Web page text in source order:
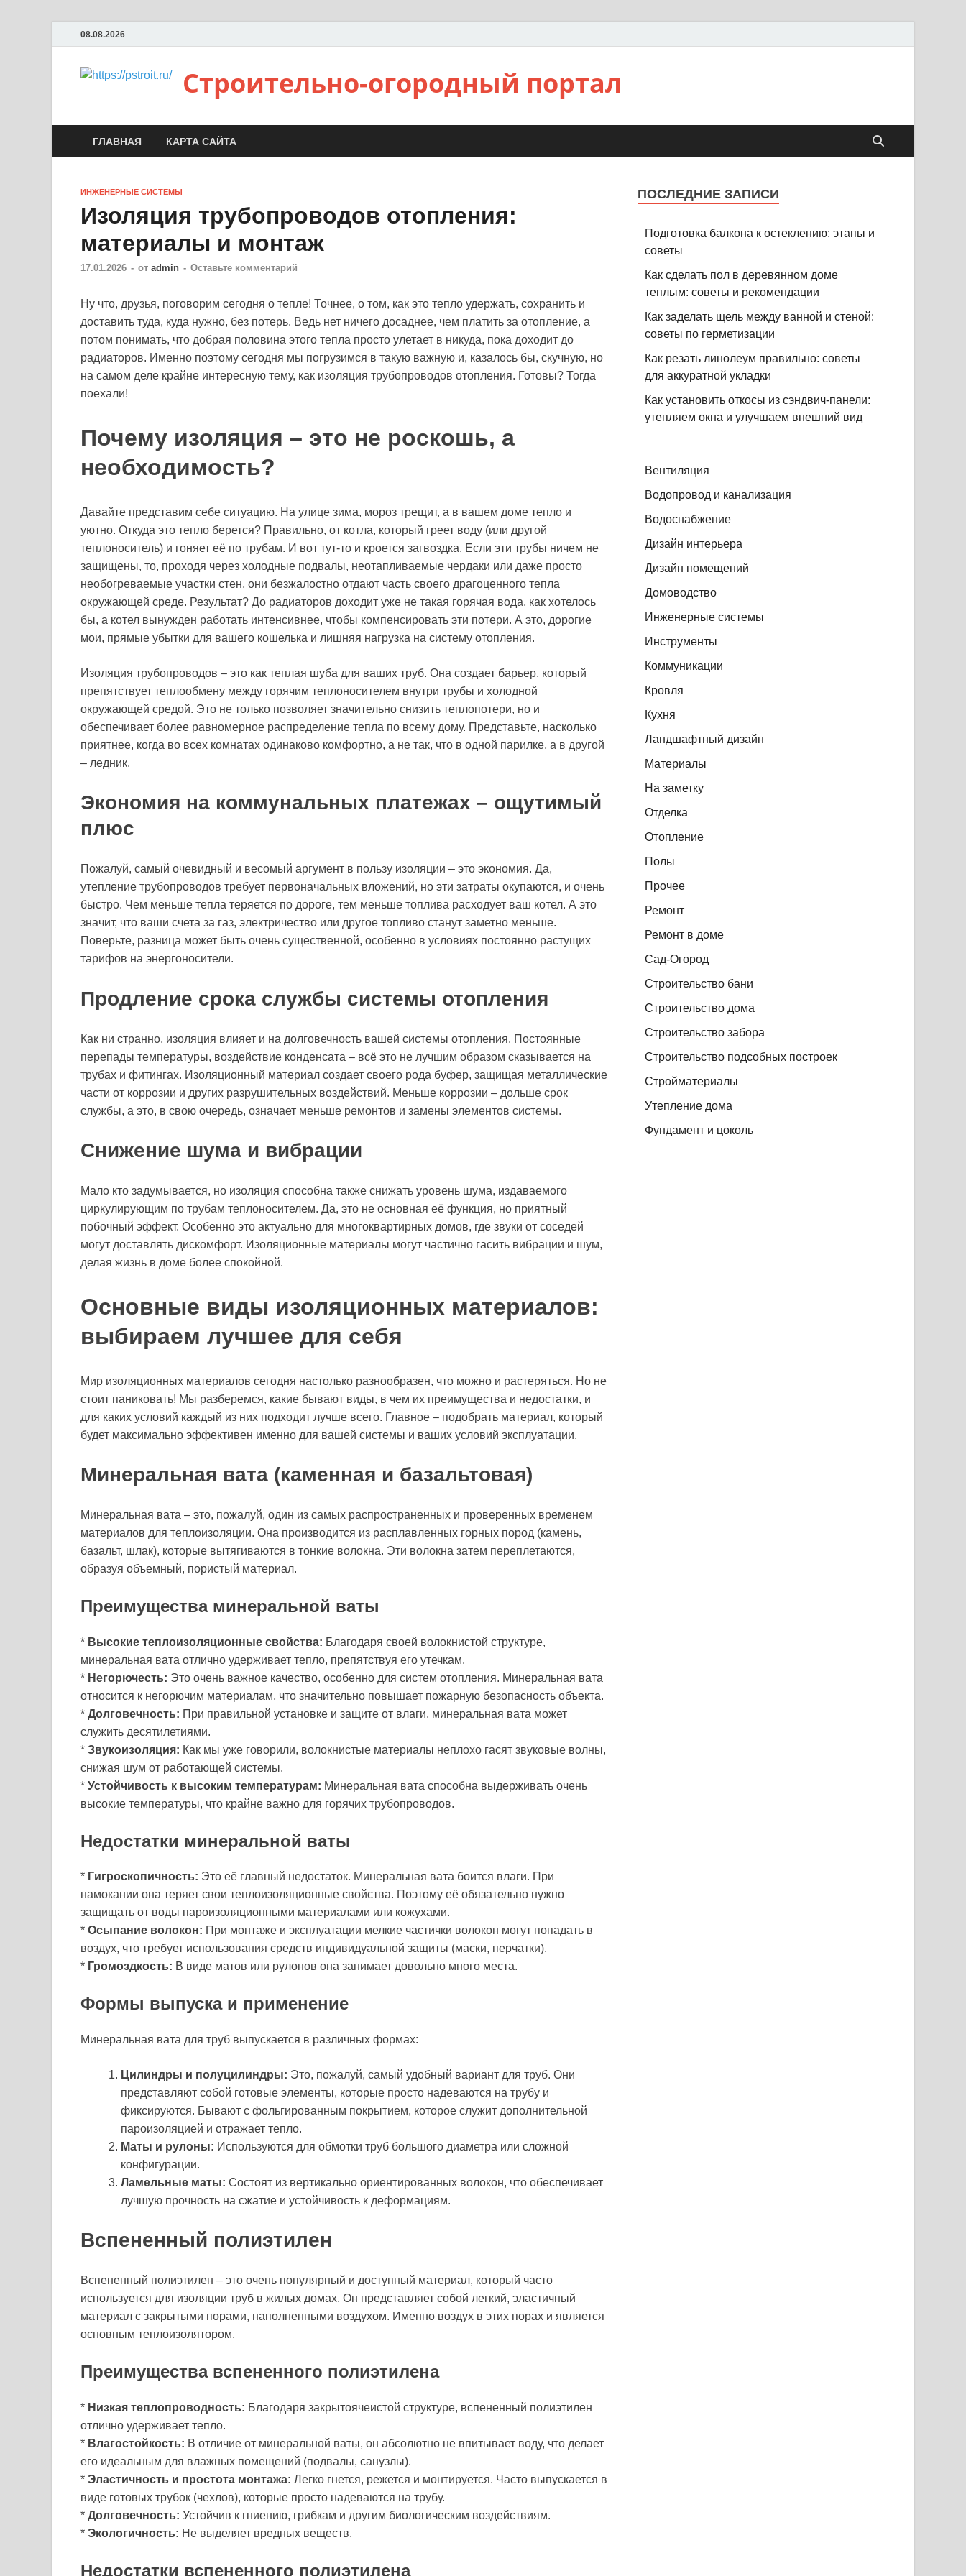
08.08.2026
Строительно-огородный портал
ГЛАВНАЯ КАРТА САЙТА
ИНЖЕНЕРНЫЕ СИСТЕМЫ
Изоляция трубопроводов отопления:
материалы и монтаж
17.01.2026 - от admin - Оставьте комментарий
Ну что, друзья, поговорим сегодня о тепле! Точнее, о том, как это тепло удержать, сохранить и
доставить туда, куда нужно, без потерь. Ведь нет ничего досаднее, чем платить за отопление, а
потом понимать, что добрая половина этого тепла просто улетает в никуда, пока доходит до
радиаторов. Именно поэтому сегодня мы погрузимся в такую важную и, казалось бы, скучную, но
на самом деле крайне интересную тему, как изоляция трубопроводов отопления. Готовы? Тогда
поехали!
Почему изоляция – это не роскошь, а
необходимость?
Давайте представим себе ситуацию. На улице зима, мороз трещит, а в вашем доме тепло и
уютно. Откуда это тепло берется? Правильно, от котла, который греет воду (или другой
теплоноситель) и гоняет её по трубам. И вот тут-то и кроется загвоздка. Если эти трубы ничем не
защищены, то, проходя через холодные подвалы, неотапливаемые чердаки или даже просто
необогреваемые участки стен, они безжалостно отдают часть своего драгоценного тепла
окружающей среде. Результат? До радиаторов доходит уже не такая горячая вода, как хотелось
бы, а котел вынужден работать интенсивнее, чтобы компенсировать эти потери. А это, дорогие
мои, прямые убытки для вашего кошелька и лишняя нагрузка на систему отопления.
Изоляция трубопроводов – это как теплая шуба для ваших труб. Она создает барьер, который
препятствует теплообмену между горячим теплоносителем внутри трубы и холодной
окружающей средой. Это не только позволяет значительно снизить теплопотери, но и
обеспечивает более равномерное распределение тепла по всему дому. Представьте, насколько
приятнее, когда во всех комнатах одинаково комфортно, а не так, что в одной парилке, а в другой
– ледник.
Экономия на коммунальных платежах – ощутимый
плюс
Пожалуй, самый очевидный и весомый аргумент в пользу изоляции – это экономия. Да,
утепление трубопроводов требует первоначальных вложений, но эти затраты окупаются, и очень
быстро. Чем меньше тепла теряется по дороге, тем меньше топлива расходует ваш котел. А это
значит, что ваши счета за газ, электричество или другое топливо станут заметно меньше.
Поверьте, разница может быть очень существенной, особенно в условиях постоянно растущих
тарифов на энергоносители.
Продление срока службы системы отопления
Как ни странно, изоляция влияет и на долговечность вашей системы отопления. Постоянные
перепады температуры, воздействие конденсата – всё это не лучшим образом сказывается на
трубах и фитингах. Изоляционный материал создает своего рода буфер, защищая металлические
части от коррозии и других разрушительных воздействий. Меньше коррозии – дольше срок
службы, а это, в свою очередь, означает меньше ремонтов и замены элементов системы.
Снижение шума и вибрации
Мало кто задумывается, но изоляция способна также снижать уровень шума, издаваемого
циркулирующим по трубам теплоносителем. Да, это не основная её функция, но приятный
побочный эффект. Особенно это актуально для многоквартирных домов, где звуки от соседей
могут доставлять дискомфорт. Изоляционные материалы могут частично гасить вибрации и шум,
делая жизнь в доме более спокойной.
Основные виды изоляционных материалов:
выбираем лучшее для себя
Мир изоляционных материалов сегодня настолько разнообразен, что можно и растеряться. Но не
стоит паниковать! Мы разберемся, какие бывают виды, в чем их преимущества и недостатки, и
для каких условий каждый из них подходит лучше всего. Главное – подобрать материал, который
будет максимально эффективен именно для вашей системы и ваших условий эксплуатации.
Минеральная вата (каменная и базальтовая)
Минеральная вата – это, пожалуй, один из самых распространенных и проверенных временем
материалов для теплоизоляции. Она производится из расплавленных горных пород (камень,
базальт, шлак), которые вытягиваются в тонкие волокна. Эти волокна затем переплетаются,
образуя объемный, пористый материал.
Преимущества минеральной ваты
* Высокие теплоизоляционные свойства: Благодаря своей волокнистой структуре,
минеральная вата отлично удерживает тепло, препятствуя его утечкам.
* Негорючесть: Это очень важное качество, особенно для систем отопления. Минеральная вата
относится к негорючим материалам, что значительно повышает пожарную безопасность объекта.
* Долговечность: При правильной установке и защите от влаги, минеральная вата может
служить десятилетиями.
* Звукоизоляция: Как мы уже говорили, волокнистые материалы неплохо гасят звуковые волны,
снижая шум от работающей системы.
* Устойчивость к высоким температурам: Минеральная вата способна выдерживать очень
высокие температуры, что крайне важно для горячих трубопроводов.
Недостатки минеральной ваты
* Гигроскопичность: Это её главный недостаток. Минеральная вата боится влаги. При
намокании она теряет свои теплоизоляционные свойства. Поэтому её обязательно нужно
защищать от воды пароизоляционными материалами или кожухами.
* Осыпание волокон: При монтаже и эксплуатации мелкие частички волокон могут попадать в
воздух, что требует использования средств индивидуальной защиты (маски, перчатки).
* Громоздкость: В виде матов или рулонов она занимает довольно много места.
Формы выпуска и применение
Минеральная вата для труб выпускается в различных формах:
Цилиндры и полуцилиндры: Это, пожалуй, самый удобный вариант для труб. Они
представляют собой готовые элементы, которые просто надеваются на трубу и
фиксируются. Бывают с фольгированным покрытием, которое служит дополнительной
пароизоляцией и отражает тепло.
Маты и рулоны: Используются для обмотки труб большого диаметра или сложной
конфигурации.
Ламельные маты: Состоят из вертикально ориентированных волокон, что обеспечивает
лучшую прочность на сжатие и устойчивость к деформациям.
Вспененный полиэтилен
Вспененный полиэтилен – это очень популярный и доступный материал, который часто
используется для изоляции труб в жилых домах. Он представляет собой легкий, эластичный
материал с закрытыми порами, наполненными воздухом. Именно воздух в этих порах и является
основным теплоизолятором.
Преимущества вспененного полиэтилена
* Низкая теплопроводность: Благодаря закрытоячеистой структуре, вспененный полиэтилен
отлично удерживает тепло.
* Влагостойкость: В отличие от минеральной ваты, он абсолютно не впитывает воду, что делает
его идеальным для влажных помещений (подвалы, санузлы).
* Эластичность и простота монтажа: Легко гнется, режется и монтируется. Часто выпускается в
виде готовых трубок (чехлов), которые просто надеваются на трубу.
* Долговечность: Устойчив к гниению, грибкам и другим биологическим воздействиям.
* Экологичность: Не выделяет вредных веществ.
Недостатки вспененного полиэтилена
ПОСЛЕДНИЕ ЗАПИСИ
Подготовка балкона к остеклению: этапы и
советы
Как сделать пол в деревянном доме
теплым: советы и рекомендации
Как заделать щель между ванной и стеной:
советы по герметизации
Как резать линолеум правильно: советы
для аккуратной укладки
Как установить откосы из сэндвич-панели:
утепляем окна и улучшаем внешний вид
Вентиляция
Водопровод и канализация
Водоснабжение
Дизайн интерьера
Дизайн помещений
Домоводство
Инженерные системы
Инструменты
Коммуникации
Кровля
Кухня
Ландшафтный дизайн
Материалы
На заметку
Отделка
Отопление
Полы
Прочее
Ремонт
Ремонт в доме
Сад-Огород
Строительство бани
Строительство дома
Строительство забора
Строительство подсобных построек
Стройматериалы
Утепление дома
Фундамент и цоколь